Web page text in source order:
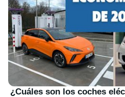
¿Cuáles son los coches